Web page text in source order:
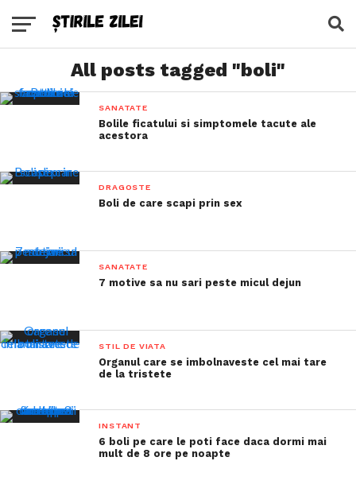
All posts tagged "boli"
SANATATE
Bolile ficatului si simptomele tacute ale
acestora
DRAGOSTE
Boli de care scapi prin sex
SANATATE
7 motive sa nu sari peste micul dejun
STIL DE VIATA
Organul care se imbolnaveste cel mai tare
de la tristete
INSTANT
6 boli pe care le poti face daca dormi mai
mult de 8 ore pe noapte